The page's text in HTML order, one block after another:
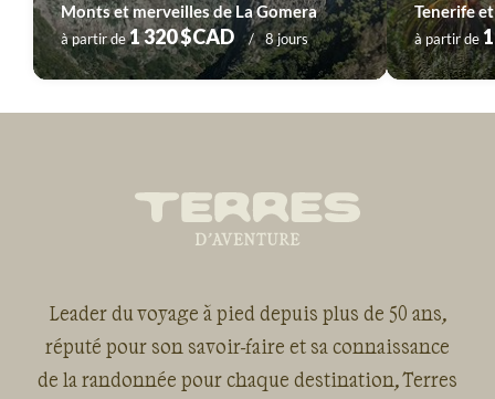
Monts et merveilles de La Gomera
à partir de1 320 $CAD 8 jours à partir de
Leader du voyage à pied depuis plus de 50 ans,
réputé pour son savoir-faire et sa connaissance
de la randonnée pour chaque destination, Terres